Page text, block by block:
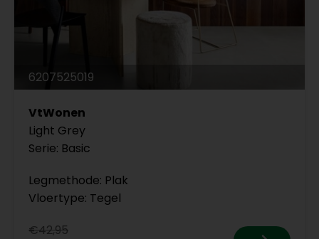
6207525019
VtWonen
Light Grey
Serie: Basic
Legmethode: Plak
Vloertype: Tegel
€42,95